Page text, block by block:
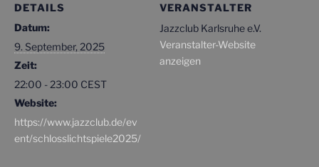
DETAILS
Datum:
9. September, 2025
Zeit:
22:00 - 23:00 CEST
Website:
https://www.jazzclub.de/ev
ent/schlosslichtspiele2025/
VERANSTALTER
Jazzclub Karlsruhe e.V.
Veranstalter-Website
anzeigen